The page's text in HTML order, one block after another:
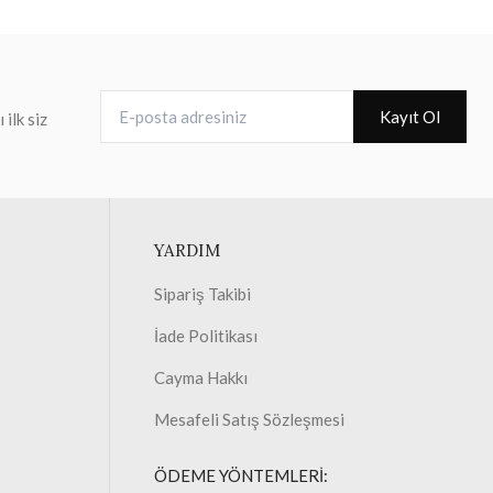
ilk siz
Kayıt Ol
YARDIM
Sipariş Takibi
İade Politikası
Cayma Hakkı
Mesafeli Satış Sözleşmesi
ÖDEME YÖNTEMLERİ: